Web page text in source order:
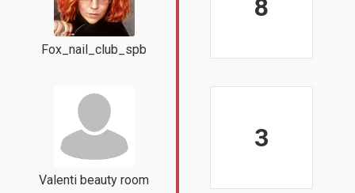
Fox_nail_club_spb
8
Valenti beauty room
3